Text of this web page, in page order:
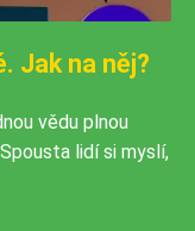
Jak na něj?
vědu plnou
lidí si myslí,